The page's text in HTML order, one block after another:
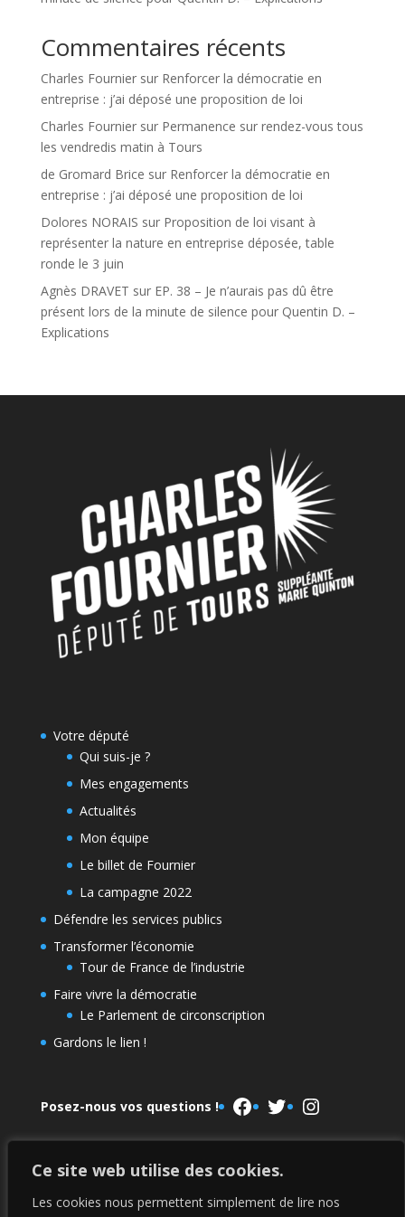
Ce site web utilise des cookies.
Les cookies nous permettent simplement de lire nos
Commentaires récents
Charles Fourniersur Renforcer la démocratie en
entreprise : j’ai déposé une proposition de loi
Charles Fourniersur Permanence sur rendez-vous tous
les vendredis matin à Tours
de Gromard Brice sur Renforcer la démocratie en
entreprise : j’ai déposé une proposition de loi
Dolores NORAIS sur Proposition de loi visant à
représenter la nature en entreprise déposée, table
ronde le 3 juin
Agnès DRAVET sur EP. 38 – Je n’aurais pas dû être
présent lors de la minute de silence pour Quentin D. –
Explications
Votre député
Qui suis-je ?
Mes engagements
Actualités
Mon équipe
Le billet de Fournier
La campagne 2022
Défendre les services publics
Transformer l’économie
Tour de France de l’industrie
Faire vivre la démocratie
Le Parlement de circonscription
Gardons le lien !
Posez-nous vos questions ! Facebook
TwitterInstagram
Le Parlement de la NUPES La campagne 2022